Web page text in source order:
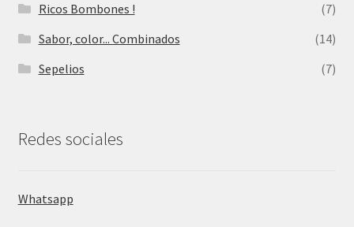
Ricos Bombones !
(7)
Sabor, color... Combinados
(14)
Sepelios
(7)
Redes sociales
Whatsapp